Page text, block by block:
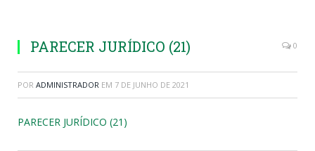
PARECER JURÍDICO (21) 0
POR ADMINISTRADOR EM 7 DE JUNHO DE 2021
PARECER JURÍDICO (21)